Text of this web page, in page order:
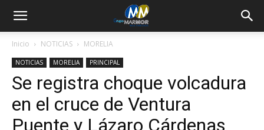
Inicio NOTICIAS MORELIA
NOTICIAS MORELIA PRINCIPAL
Se registra choque volcadura
en el cruce de Ventura
Puente y Lázaro Cárdenas